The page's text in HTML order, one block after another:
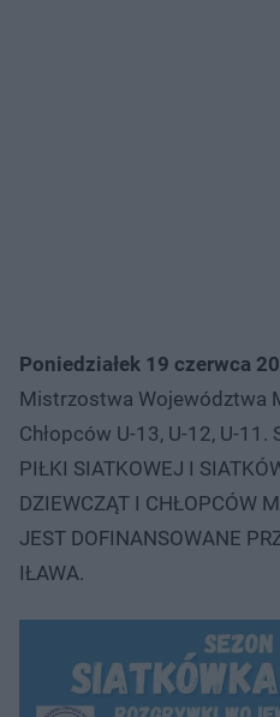
Poniedziałek 19 czerwca
Mistrzostwa Województwa
Chłopców U-13, U-12, U-11.
PIŁKI SIATKOWEJ I
DZIEWCZĄT I CHŁOPCÓW
JEST DOFINANSOWANE
IŁAWA.